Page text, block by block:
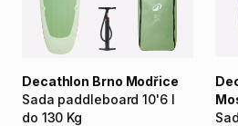
Sada paddleboard 10'6 I
do 130 Kg
Decathlon Brno Modřice